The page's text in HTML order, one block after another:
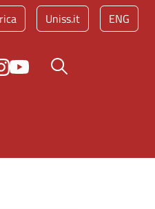
Uniss.it ENG
Bottone cerca